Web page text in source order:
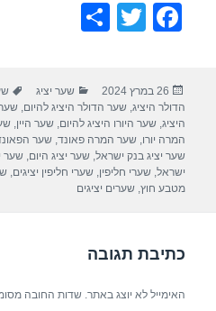
F
e
b
o
o
T
er
e
פורסם
בתאריך
26 במרץ 2024 קטגוריות
שער יציג
הדולר היציג,שער הדולר היציג להיום,שער
היציג,שער היורו היציג להיום,שער היין,
המרה יורו,שער המרה פאונד,שער
שער יציג בנק ישראל,שער יציג היום,שער
ישראל,שערי חליפין,שערי חליפין יציגים,
מטבע חוץ,שערים יציגים
כתיבת תגובה
האימייל לא יוצג באתר. שדות החובה